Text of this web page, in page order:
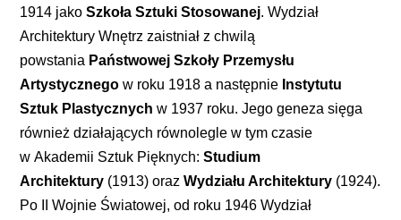
1914 jakoSzkoła Sztuki Stosowanej. Wydział
Architektury Wnętrz zaistniał z chwilą
powstania Państwowej Szkoły Przemysłu
Artystycznego w roku 1918 a następnie Instytutu
Sztuk Plastycznych w 1937 roku. Jego geneza sięga
również działających równolegle w tym czasie
w Akademii Sztuk Pięknych:Studium
Architektury (1913) orazWydziału Architektury (1924).
Po II Wojnie Światowej, od roku 1946 Wydział